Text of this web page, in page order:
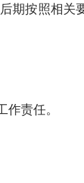
期按照相关
责任。